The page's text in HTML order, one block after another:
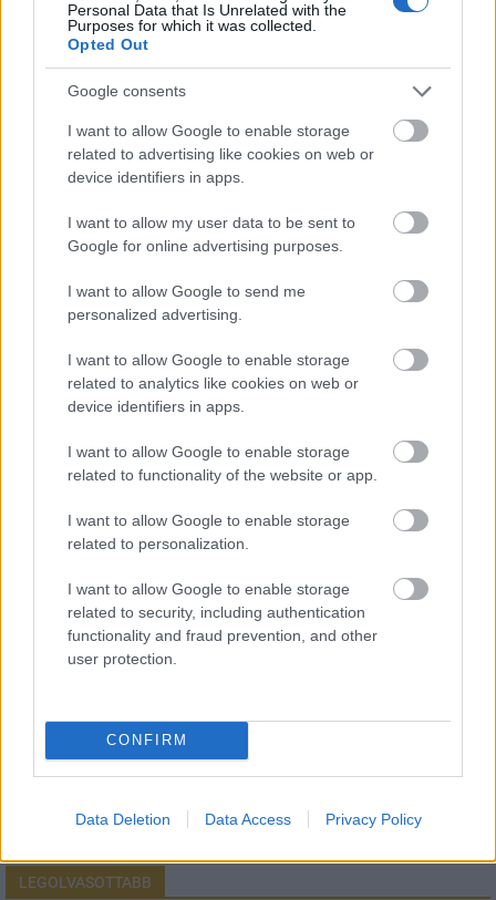
Personal Data that Is Unrelated with the
Purposes for which it was collected.
Opted Out
Google consents
I want to allow Google to enable storage
related to advertising like cookies on web or
device identifiers in apps.
I want to allow my user data to be sent to
Google for online advertising purposes.
I want to allow Google to send me
personalized advertising.
I want to allow Google to enable storage
related to analytics like cookies on web or
device identifiers in apps.
I want to allow Google to enable storage
related to functionality of the website or app.
I want to allow Google to enable storage
related to personalization.
I want to allow Google to enable storage
related to security, including authentication
functionality and fraud prevention, and other
user protection.
CONFIRM
Data Deletion Data Access Privacy Policy
Új gyalogosátkelők és jelzőlámpás
Másfélszeresére bővítik
Hódmezővásárhely jó hírű református
iskoláját
Flórián téri felüljárón
HÍRLEVÉL
E-mail cím
Feliratkozom a hírlevélre és elfogadom azadatvédelmi
szabályzatot!
LEGOLVASOTTABB